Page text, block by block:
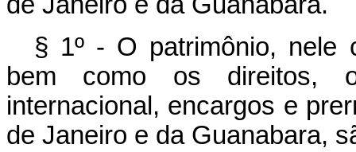
§ 1º - O patrimônio, nele
bem como os direitos,
internacional, encargos e
de Janeiro e da Guanabara,